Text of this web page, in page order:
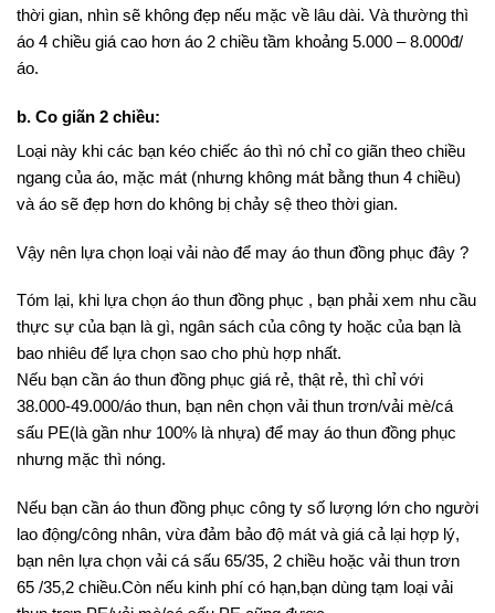
thời gian, nhìn sẽ không đẹp nếu mặc về lâu dài. Và thường thì
áo 4 chiều giá cao hơn áo 2 chiều tầm khoảng 5.000 – 8.000đ/
áo.
b. Co giãn 2 chiều:
Loại này khi các bạn kéo chiếc áo thì nó chỉ co giãn theo chiều
ngang của áo, mặc mát (nhưng không mát bằng thun 4 chiều)
và áo sẽ đẹp hơn do không bị chảy sệ theo thời gian.
Vậy nên lựa chọn loại vải nào để may áo thun đồng phục đây ?
Tóm lại, khi lựa chọn áo thun đồng phục , bạn phải xem nhu cầu
thực sự của bạn là gì, ngân sách của công ty hoặc của bạn là
bao nhiêu để lựa chọn sao cho phù hợp nhất.
Nếu bạn cần áo thun đồng phục giá rẻ, thật rẻ, thì chỉ với
38.000-49.000/áo thun, bạn nên chọn vải thun trơn/vải mè/cá
sấu PE(là gần như 100% là nhựa) để may áo thun đồng phục
nhưng mặc thì nóng.
Nếu bạn cần áo thun đồng phục công ty số lượng lớn cho người
lao động/công nhân, vừa đảm bảo độ mát và giá cả lại hợp lý,
bạn nên lựa chọn vải cá sấu 65/35, 2 chiều hoặc vải thun trơn
65 /35,2 chiều.Còn nếu kinh phí có hạn,bạn dùng tạm loại vải